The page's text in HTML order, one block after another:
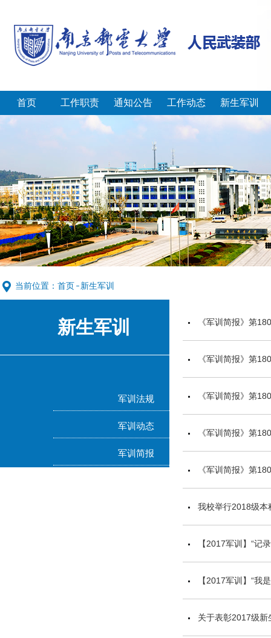
首页 工作职责 通知公告 工作动态 新生军训
当前位置： 首页 新生军训
新生军训
军训法规
军训动态
军训简报
《军训简报》第
《军训简报》第
《军训简报》第
《军训简报》第
《军训简报》第
我校举行2018级本
【2017军训】“记
【2017军训】“我
关于表彰2017级